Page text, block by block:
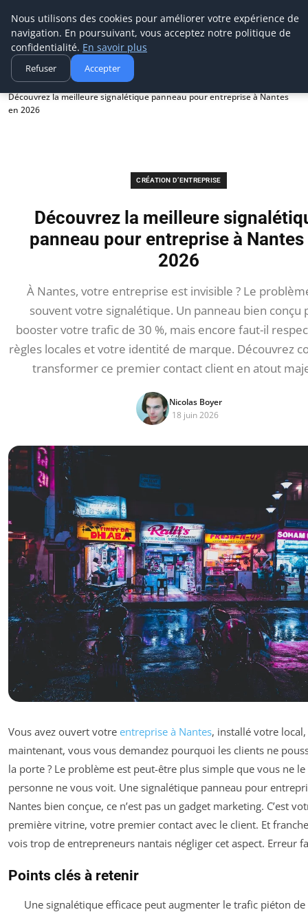
Aecme
Accueil
Création d’entreprise
Découvrez la meilleure signalétique panneau pour entreprise à Nantes
en 2026
CRÉATION D’ENTREPRISE
Découvrez la meilleure
panneau pour entreprise à Nantes
2026
À Nantes, votre entreprise est invisible ? Le
souvent votre signalétique. Un panneau bien conçu
booster votre trafic de 30 %, mais encore faut-il
règles locales et votre identité de marque. Découvrez
transformer ce premier contact client en atout
Nicolas Boyer
18 juin 2026
Vous avez ouvert votre entreprise à Nantes, installé votre
maintenant, vous vous demandez pourquoi les clients ne
la porte ? Le problème est peut-être plus simple que vous ne le
personne ne vous voit. Une signalétique panneau pour
Nantes bien conçue, ce n’est pas un gadget marketing. C’est
première vitrine, votre premier contact avec le client. Et
vois trop de entrepreneurs nantais négliger cet aspect. Erreur
Points clés à retenir
Une signalétique efficace peut augmenter le trafic piéton
Nous utilisons des cookies pour améliorer votre expérience de
navigation. En poursuivant, vous acceptez notre politique de
confidentialité. En savoir plus
Refuser Accepter